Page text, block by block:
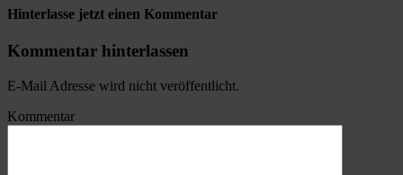
Hinterlasse jetzt einen Kommentar
Kommentar hinterlassen
E-Mail Adresse wird nicht veröffentlicht.
Kommentar